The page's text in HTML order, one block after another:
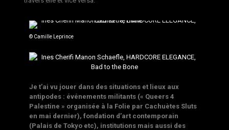
© Camille Leprince
Je t’ai vu jouer dans des situations et lieux aux
antipodes : événements militants (« Queers 4
Palestine » organisée à la Folie par Cachuètes Sluts
en mai dernier), fondation d’art contemporain
(Palais de Tokyo etc), institutions mais aussi des